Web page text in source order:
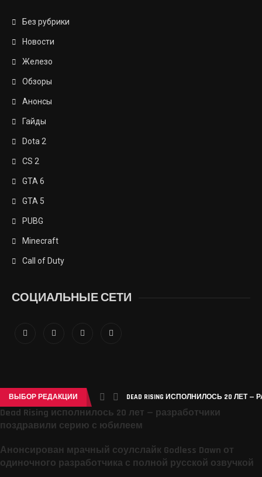
Без рубрики
Новости
Железо
Обзоры
Анонсы
Гайды
Dota 2
CS 2
GTA 6
GTA 5
PUBG
Minecraft
Call of Duty
СОЦИАЛЬНЫЕ СЕТИ
ВЫБОР РЕДАКЦИИ DEAD RISING ИСПОЛНИЛОСЬ 20 ЛЕТ
Dead Rising исполнилось 20 лет — разработчики
поздравили серию с юбилеем
Анонсирован мрачный соулслайк Godless Dawn от
одиночного разработчика с полной русской озвучкой